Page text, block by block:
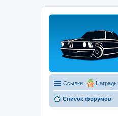
Ссылки Награды
Список форумов